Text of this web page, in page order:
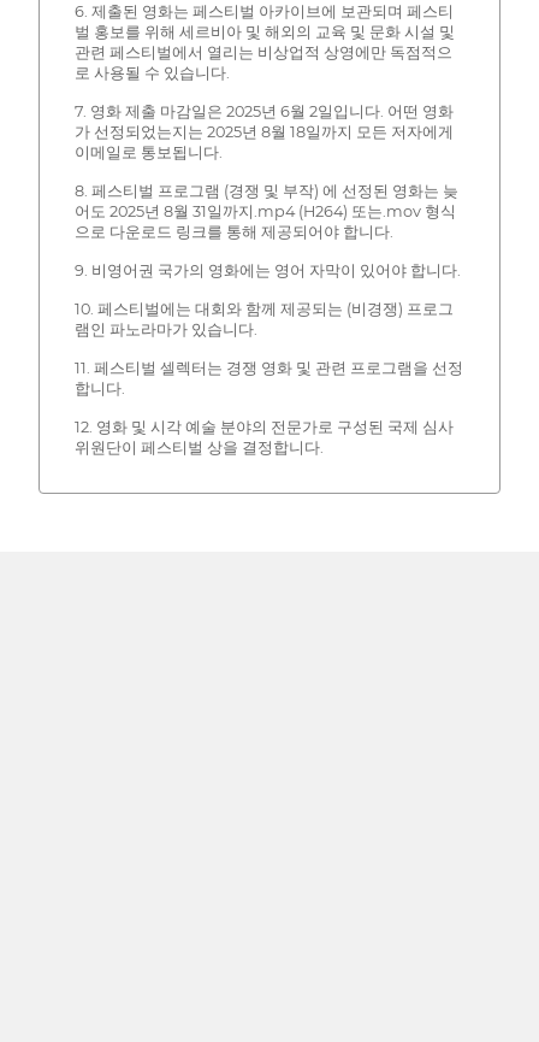
6. 제출된 영화는 페스티벌 아카이브에 보관되며 페스티
벌 홍보를 위해 세르비아 및 해외의 교육 및 문화 시설 및
관련 페스티벌에서 열리는 비상업적 상영에만 독점적으
로 사용될 수 있습니다.
7. 영화 제출 마감일은 2025년 6월 2일입니다. 어떤 영화
가 선정되었는지는 2025년 8월 18일까지 모든 저자에게
이메일로 통보됩니다.
8. 페스티벌 프로그램 (경쟁 및 부작) 에 선정된 영화는 늦
어도 2025년 8월 31일까지.mp4 (H264) 또는.mov 형식
으로 다운로드 링크를 통해 제공되어야 합니다.
9. 비영어권 국가의 영화에는 영어 자막이 있어야 합니다.
10. 페스티벌에는 대회와 함께 제공되는 (비경쟁) 프로그
램인 파노라마가 있습니다.
11. 페스티벌 셀렉터는 경쟁 영화 및 관련 프로그램을 선정
합니다.
12. 영화 및 시각 예술 분야의 전문가로 구성된 국제 심사
위원단이 페스티벌 상을 결정합니다.